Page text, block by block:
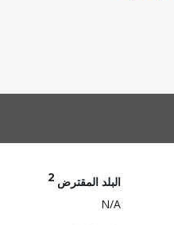
البلد المقترض 2
N/A